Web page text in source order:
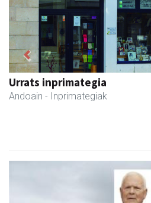
Ormaki urdaitegia
Andoain - Urdaitegiak
Previous